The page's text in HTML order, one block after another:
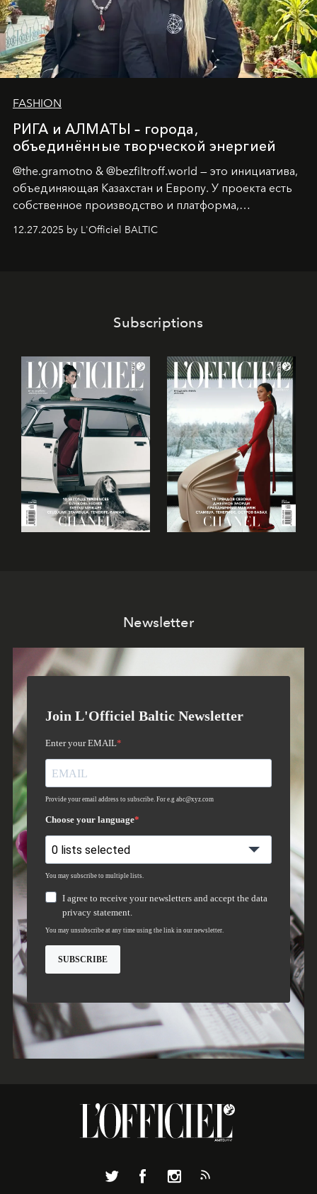
FASHION
РИГА и АЛМАТЫ – города,
объединённые творческой энергией
@the.gramotno & @bezfiltroff.world — это инициатива,
объединяющая Казахстан и Европу. У проекта есть
собственное производство и платформа,
решения для дизайнеров и молодых брендов.
12.27.2025 by L'Officiel BALTIC
Subscriptions
Newsletter